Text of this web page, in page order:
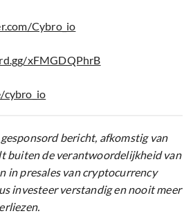
Cybro_io
xFMGDQPhrB
bericht, afkomstig van
buiten de verantwoordelijkheid van
in presales van cryptocurrency
investeer verstandig en nooit meer